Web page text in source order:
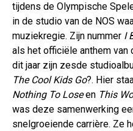
tijdens de Olympische
in de studio van de NOS
muziekregie. Zijn nummer I
als het officiële anthem van
dit jaar zijn zesde
The Cool Kids Go?. Hier
Nothing To Loseen This
was deze samenwerking
snelgroeiende carrière. Ze